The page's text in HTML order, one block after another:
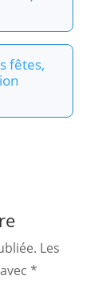
fêtes,
Les
*